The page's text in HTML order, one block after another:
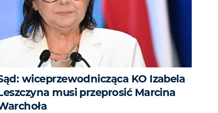
wiceprzewodnicząca KO Izabela
musi przeprosić Marcina